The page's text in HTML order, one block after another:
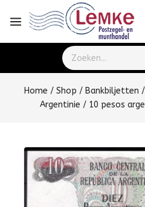
Home / Shop / Bankbiljetten /
Argentinie / 10 pesos